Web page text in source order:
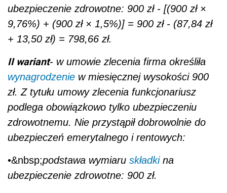
ubezpieczenie zdrowotne: 900 zł - [(900 zł ×
9,76%) + (900 zł × 1,5%)] = 900 zł - (87,84 zł
+ 13,50 zł) = 798,66 zł.
II wariant- w umowie zlecenia firma określiła
wynagrodzenie w miesięcznej wysokości 900
zł. Z tytułu umowy zlecenia funkcjonariusz
podlega obowiązkowo tylko ubezpieczeniu
zdrowotnemu. Nie przystąpił dobrowolnie do
ubezpieczeń emerytalnego i rentowych:
•&nbsp;podstawa wymiaru składkina
ubezpieczenie zdrowotne: 900 zł.